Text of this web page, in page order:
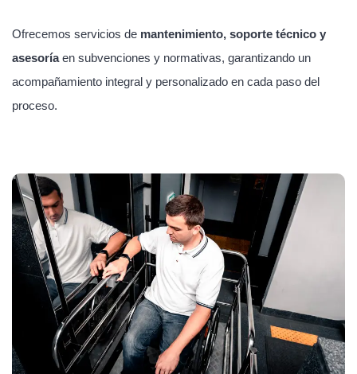
Ofrecemos servicios de mantenimiento, soporte técnico y
asesoríaen subvenciones y normativas, garantizando un
acompañamiento integral y personalizado en cada paso del
proceso.